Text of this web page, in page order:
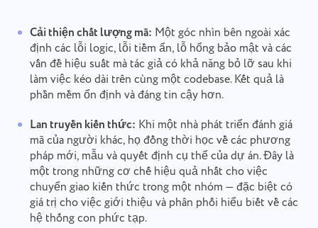
Cải thiện chất lượng mã: Một góc nhìn bên ngoài xác
định các lỗi logic, lỗi tiềm ẩn, lỗ hổng bảo mật và các
vấn đề hiệu suất mà tác giả có khả năng bỏ lỡ sau khi
làm việc kéo dài trên cùng một codebase. Kết quả là
phần mềm ổn định và đáng tin cậy hơn.
Lan truyền kiến thức: Khi một nhà phát triển đánh giá
mã của người khác, họ đồng thời học về các phương
pháp mới, mẫu và quyết định cụ thể của dự án. Đây là
một trong những cơ chế hiệu quả nhất cho việc
chuyển giao kiến thức trong một nhóm — đặc biệt có
giá trị cho việc giới thiệu và phân phối hiểu biết về các
hệ thống con phức tạp.